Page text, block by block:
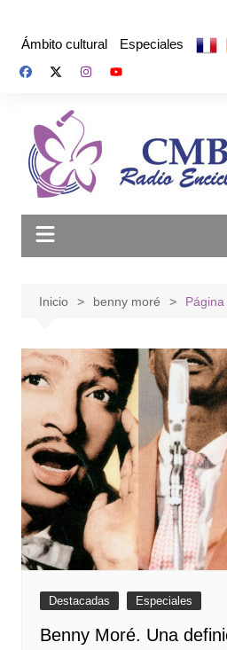
Ámbito cultural Especiales
Inicio benny moré Página
Destacadas Especiales
Benny Moré. Una